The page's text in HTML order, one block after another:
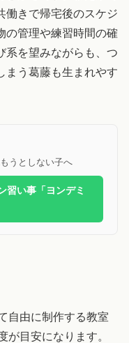
働きで帰宅後のスケジ
の管理や練習時間の確
系を望みながらも、つ
まう葛藤も生まれやす
うとしない子へ
習い事「ヨンデミ
自由に制作する教室
が目安になります。